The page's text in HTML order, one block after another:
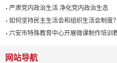
严肃党内政治生活 净化党内政治生态
如何坚持民主生活会和组织生活会制度？
六安市特殊教育中心开展微课制作培训
网站导航